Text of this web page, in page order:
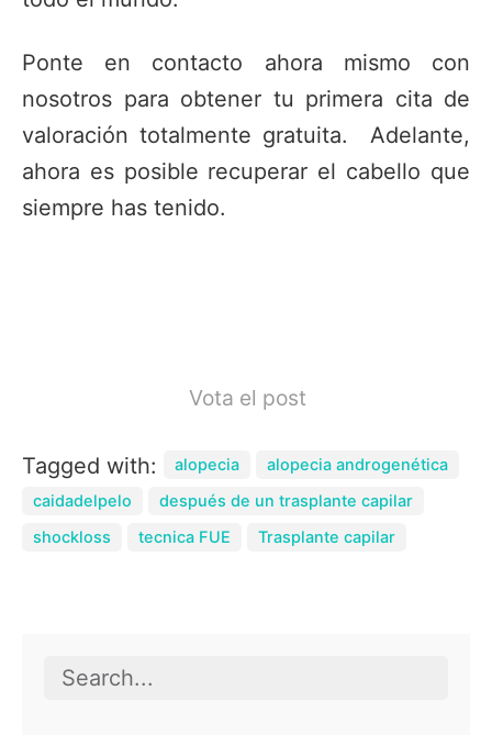
Ponte en contacto ahora mismo con
nosotros para obtener tu primera cita de
valoración totalmente gratuita. Adelante,
ahora es posible recuperar el cabello que
siempre has tenido.
Vota el post
Tagged with: alopecia
alopecia androgenética
caidadelpelo
después de un trasplante capilar
shockloss
tecnica FUE Trasplante capilar
Search